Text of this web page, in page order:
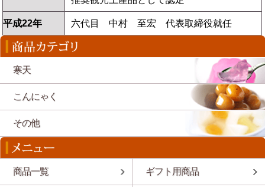
平成22年 六代目 中村 至宏 代表取締役就任
寒天
こんにゃく
その他
商品一覧 ギフト用商品